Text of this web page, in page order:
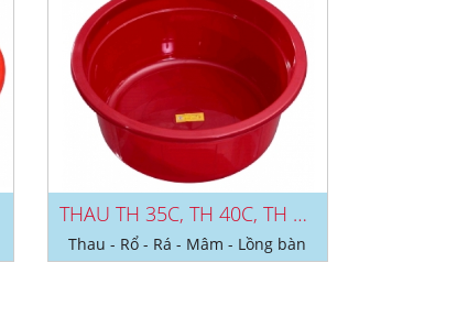
THAU TH 35C, TH 40C, TH 50C, TH...
Thau - Rổ - Rá - Mâm - Lồng bàn